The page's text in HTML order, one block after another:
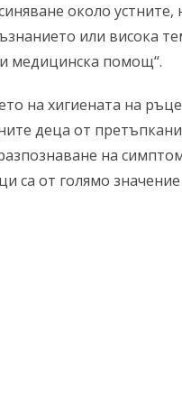
около
или висока
медицинска помощ“.
на хигиената на
деца от
на
са от голямо